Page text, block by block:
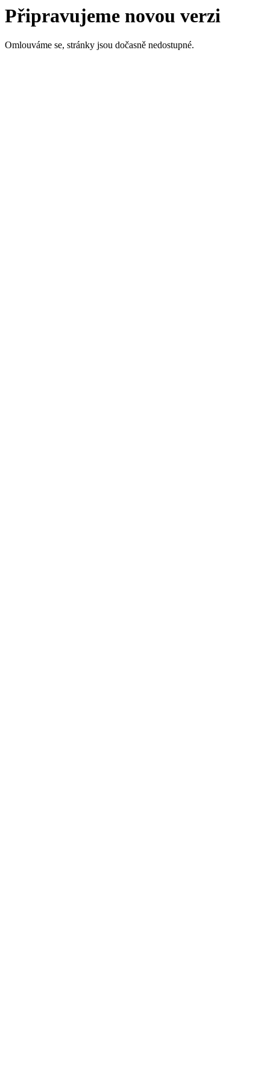
Připravujeme novou verzi
Omlouváme se, stránky jsou dočasně nedostupné.